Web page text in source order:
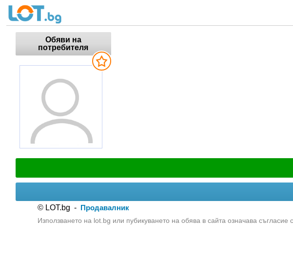
Обяви на
потребителя
© LOT.bg - Продавалник
Използването на lot.bg или пубикуването на обява в сайта означава съгласие